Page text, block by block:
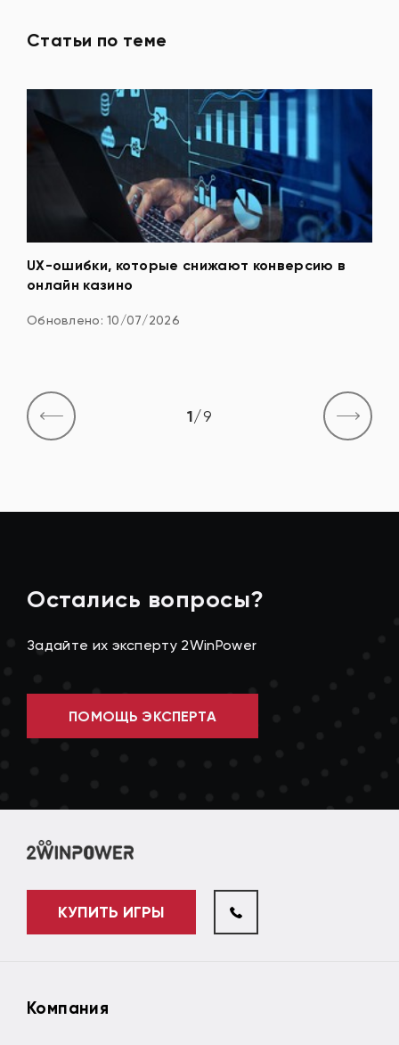
Статьи по теме
UX-ошибки, которые снижают конверсию в
онлайн казино
Обновлено: 10/07/2026
1/9
Остались вопросы?
Задайте их эксперту 2WinPower
ПОМОЩЬ ЭКСПЕРТА
КУПИТЬ ИГРЫ
Компания